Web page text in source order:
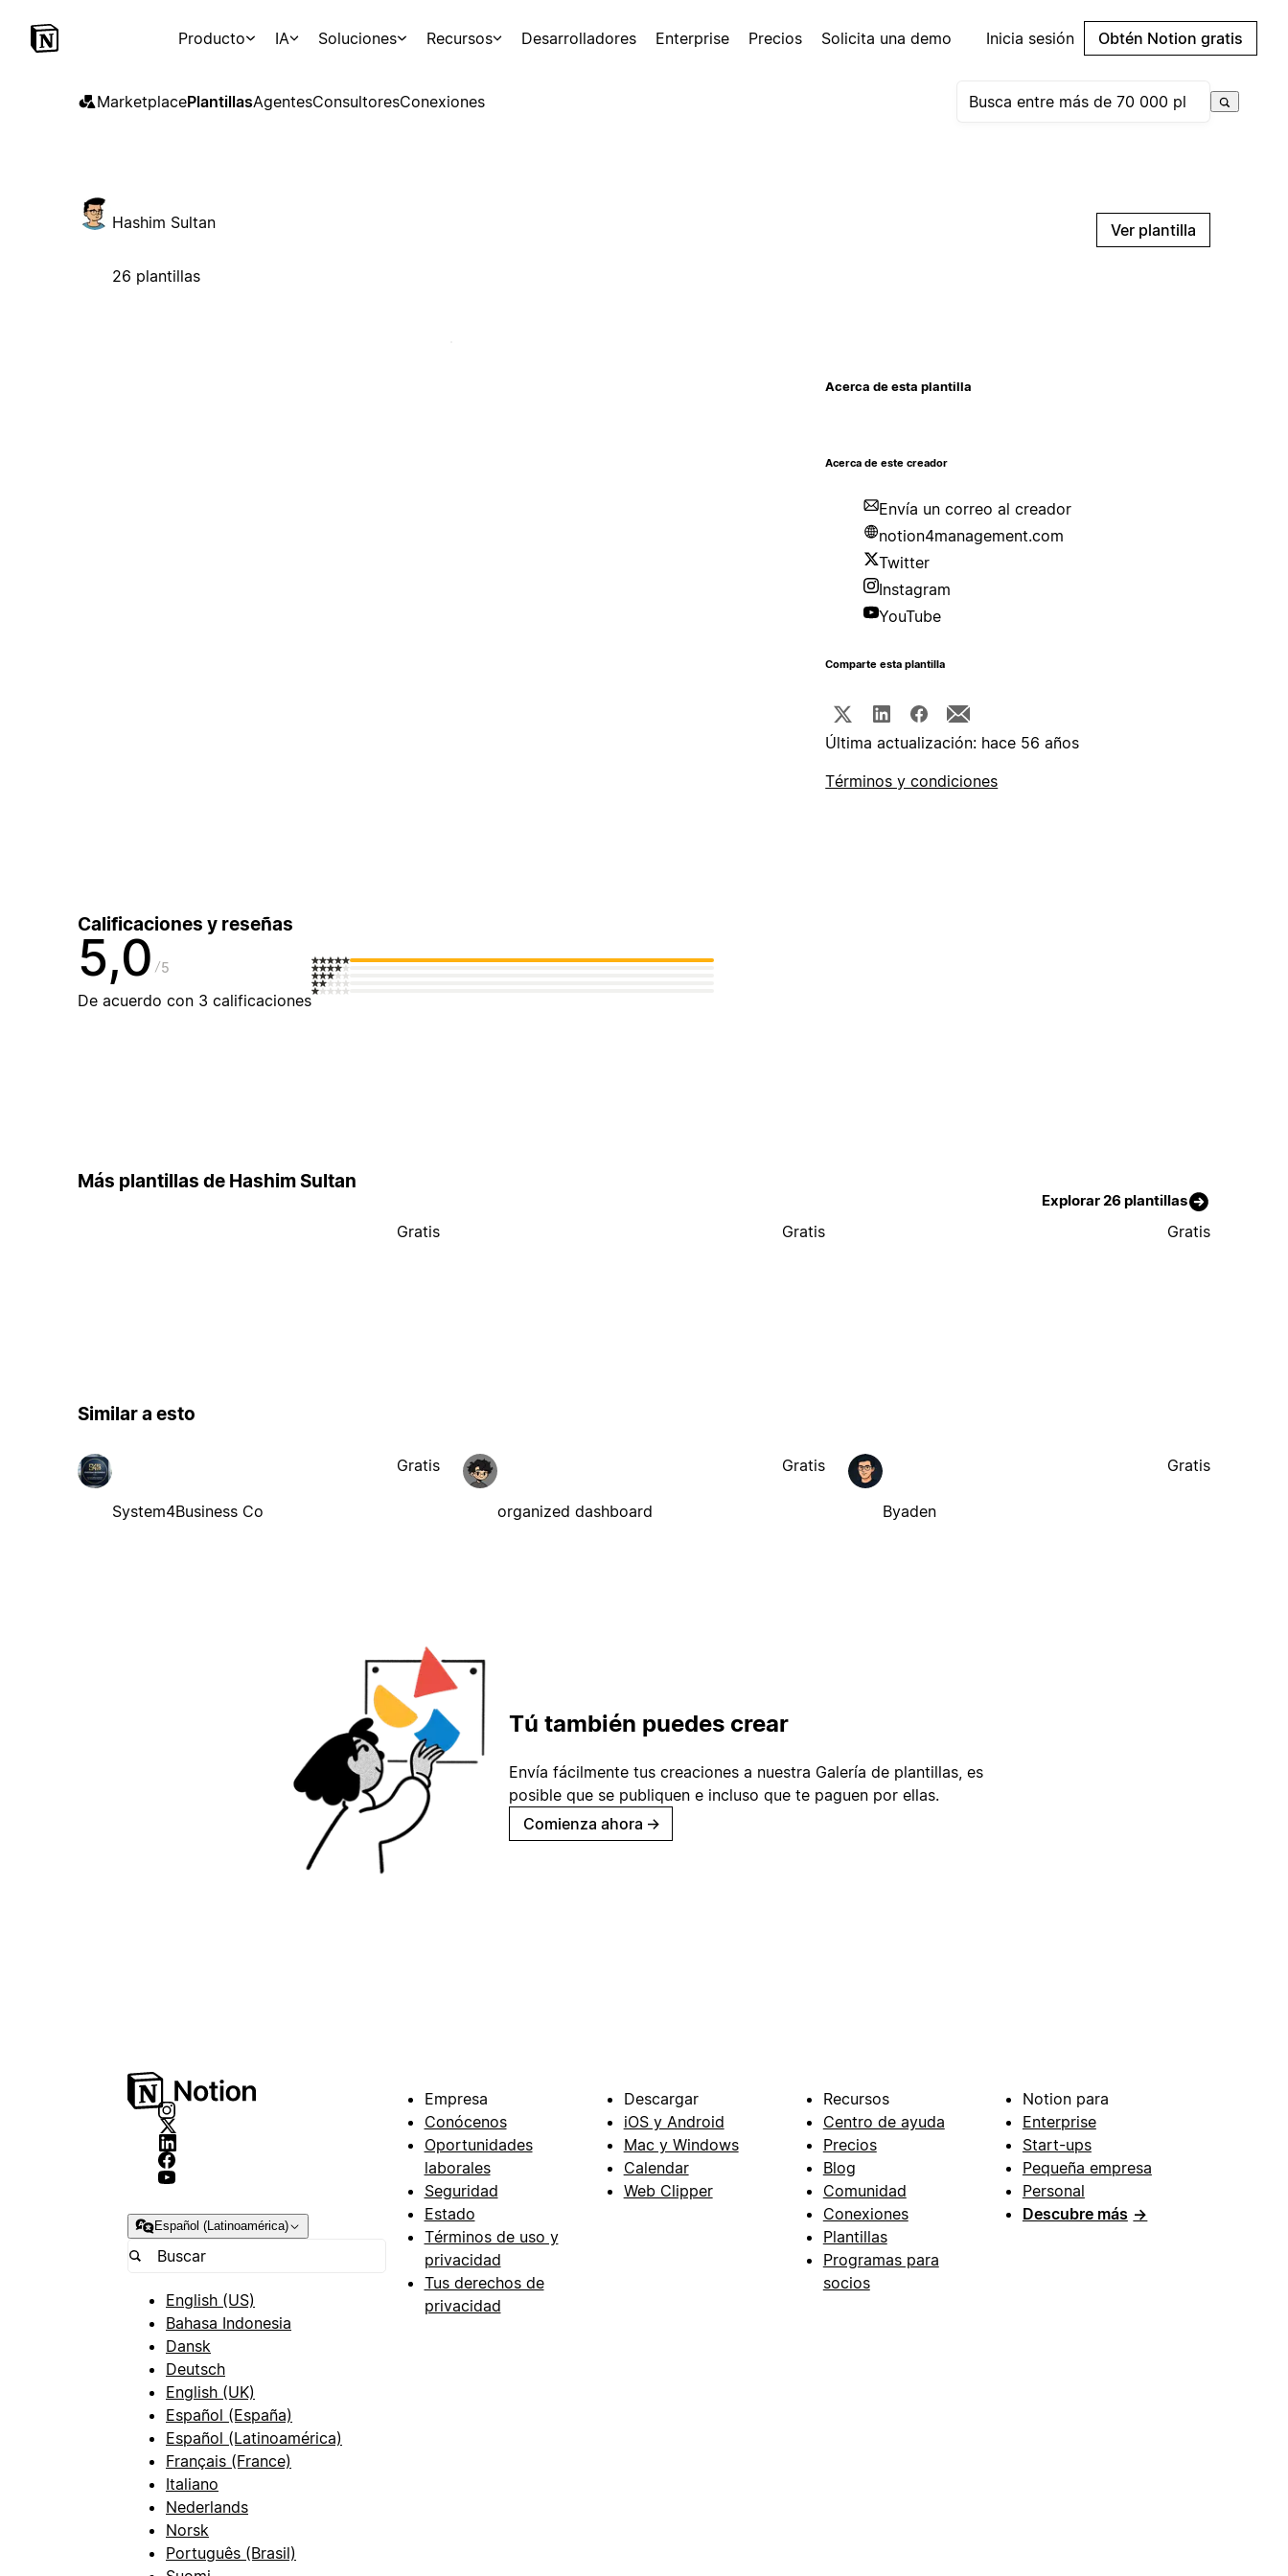
Producto IA Soluciones Recursos Desarrolladores Enterprise Precios Solicita una demo Inicia sesión Obtén Notion gratis
MarketplacePlantillasAgentesConsultoresConexiones
Hashim Sultan
26 plantillas
Ver plantilla
Acerca de esta plantilla
Acerca de este creador
Envía un correo al creador
notion4management.com
Twitter
Instagram
YouTube
Comparte esta plantilla
Última actualización: hace 56 años
Términos y condiciones
Calificaciones y reseñas
5,0 5
De acuerdo con 3 calificaciones
Más plantillas de Hashim Sultan
Explorar 26 plantillas
Gratis Gratis Gratis
Similar a esto
System4Business Co
Gratis
organized dashboard
Gratis
Byaden
Gratis
Tú también puedes crear
Envía fácilmente tus creaciones a nuestra Galería de plantillas, es
posible que se publiquen e incluso que te paguen por ellas.
Comienza ahora →
Español (Latinoamérica)
English (US)
Bahasa Indonesia
Dansk
Deutsch
English (UK)
Español (España)
Español (Latinoamérica)
Français (France)
Italiano
Nederlands
Norsk
Português (Brasil)
Empresa
Conócenos
Oportunidades
laborales
Seguridad
Estado
Términos de uso y
privacidad
Tus derechos de
privacidad
Descargar
iOS y Android
Mac y Windows
Calendar
Web Clipper
Recursos
Centro de ayuda
Precios
Blog
Comunidad
Conexiones
Plantillas
Programas para
socios
Notion para
Enterprise
Start-ups
Pequeña empresa
Personal
Descubre más →